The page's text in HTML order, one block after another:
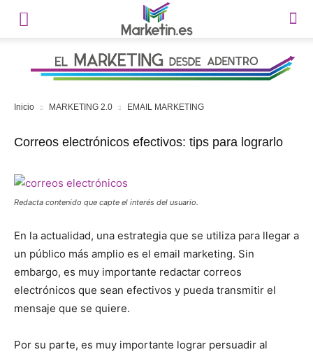
Inicio MARKETING 2.0 EMAIL MARKETING
Correos electrónicos efectivos: tips para lograrlo
Redacta contenido que capte el interés del usuario.
En la actualidad, una estrategia que se utiliza para llegar a
un público más amplio es el email marketing. Sin
embargo, es muy importante redactar correos
electrónicos que sean efectivos y pueda transmitir el
mensaje que se quiere.
Por su parte, es muy importante lograr persuadir al